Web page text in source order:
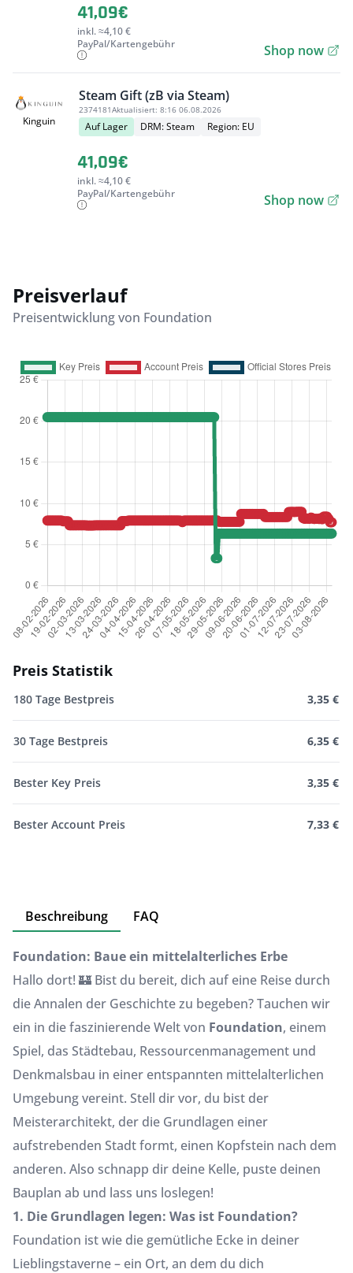
41,09€
inkl. ≈4,10 €
PayPal/Kartengebühr
Shop now
Kinguin
Steam Gift (zB via Steam)
2374181Aktualisiert: 8:16 06.08.2026
Auf Lager DRM: Steam Region: EU
41,09€
inkl. ≈4,10 €
PayPal/Kartengebühr
Shop now
Preisverlauf
Preisentwicklung von Foundation
Preis Statistik
180 Tage Bestpreis 3,35 €
30 Tage Bestpreis 6,35 €
Bester Key Preis 3,35 €
Bester Account Preis 7,33 €
Beschreibung FAQ
Foundation: Baue ein mittelalterliches Erbe
Hallo dort! 🏰 Bist du bereit, dich auf eine Reise durch
die Annalen der Geschichte zu begeben? Tauchen wir
ein in die faszinierende Welt von Foundation, einem
Spiel, das Städtebau, Ressourcenmanagement und
Denkmalsbau in einer entspannten mittelalterlichen
Umgebung vereint. Stell dir vor, du bist der
Meisterarchitekt, der die Grundlagen einer
aufstrebenden Stadt formt, einen Kopfstein nach dem
anderen. Also schnapp dir deine Kelle, puste deinen
Bauplan ab und lass uns loslegen!
1. Die Grundlagen legen: Was ist Foundation?
Foundation ist wie die gemütliche Ecke in deiner
Lieblingstaverne – ein Ort, an dem du dich